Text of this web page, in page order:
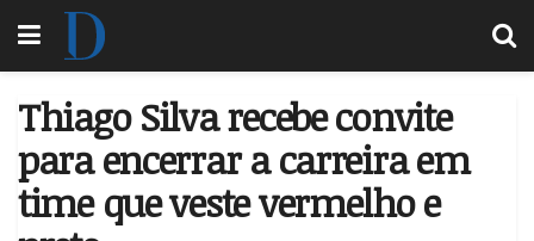
Thiago Silva recebe convite
para encerrar a carreira em
time que veste vermelho e